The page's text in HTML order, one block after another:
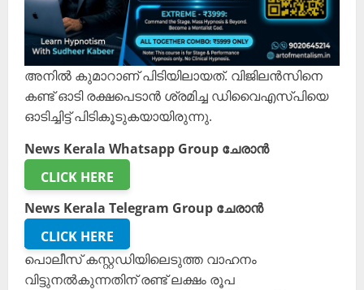
അനില്‍ കുമാറാണ് പിടിയിലായത്. വിജിലന്‍സിനെ
കണ്ട് ഓടി രക്ഷപെടാന്‍ ശ്രമിച്ച ഡിവൈഎസ്പിയെ
ഓടിച്ചിട്ട് പിടികൂടുകയായിരുന്നു.
News Kerala Whatsapp Group ചേരാൻ
CLICK HERE
News Kerala Telegram Group ചേരാൻ
CLICK HERE
പൊലീസ് കസ്റ്റഡിയിലെടുത്ത വാഹനം
വിട്ടുനല്‍കുന്നതിന് രണ്ട് ലക്ഷം രൂപ